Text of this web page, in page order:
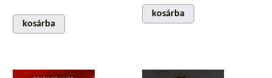
kosárba
kosárba